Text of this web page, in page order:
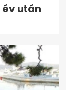
év után